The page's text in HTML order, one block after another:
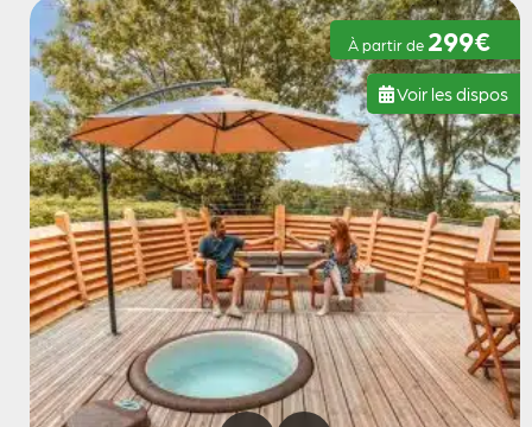
À partir de 299€
Voir les dispos